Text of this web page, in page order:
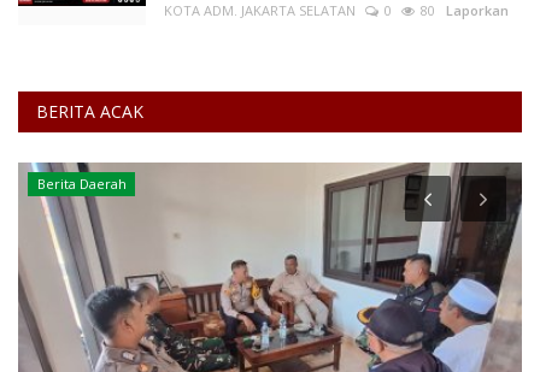
KOTA ADM. JAKARTA SELATAN
0 80 Laporkan
BERITA ACAK
Peristiwa